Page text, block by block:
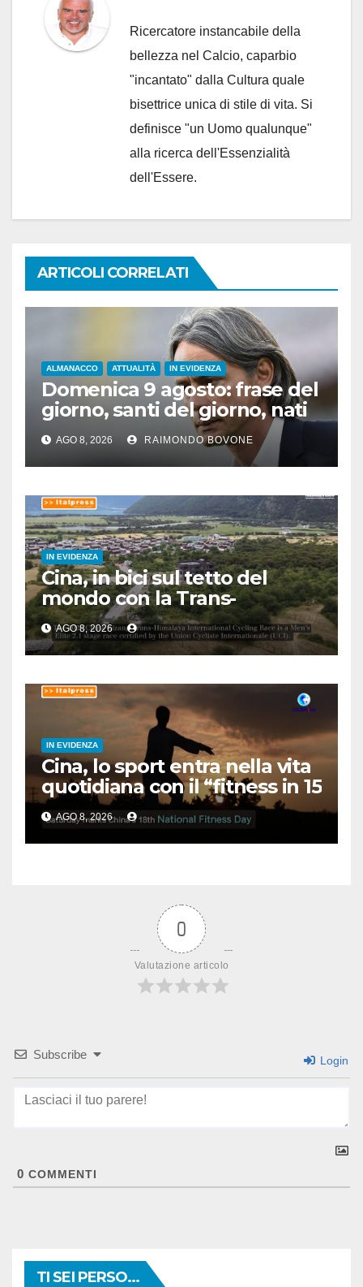
Ricercatore instancabile della
bellezza nel Calcio, caparbio
"incantato" dalla Cultura quale
bisettrice unica di stile di vita. Si
definisce "un Uomo qualunque"
alla ricerca dell'Essenzialità
dell'Essere.
ARTICOLI CORRELATI
ALMANACCO ATTUALITÀ IN EVIDENZA
Domenica 9 agosto: frase del
giorno, santi del giorno, nati
famosi, accadde oggi
AGO 8, 2026 RAIMONDO BOVONE
IN EVIDENZA
Cina, in bici sul tetto del
mondo con la Trans-
Himalaya Race
AGO 8, 2026
IN EVIDENZA
Cina, lo sport entra nella vita
quotidiana con il “fitness in 15
minuti”
AGO 8, 2026
0
Valutazione articolo
Subscribe Login
0 COMMENTI
TI SEI PERSO...